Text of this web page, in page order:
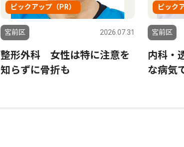
ピックアップ（PR）
宮前区 2026.07.31
整形外科 女性は特に注意を
知らずに骨折も
ピック
宮前区
内科・
な病気